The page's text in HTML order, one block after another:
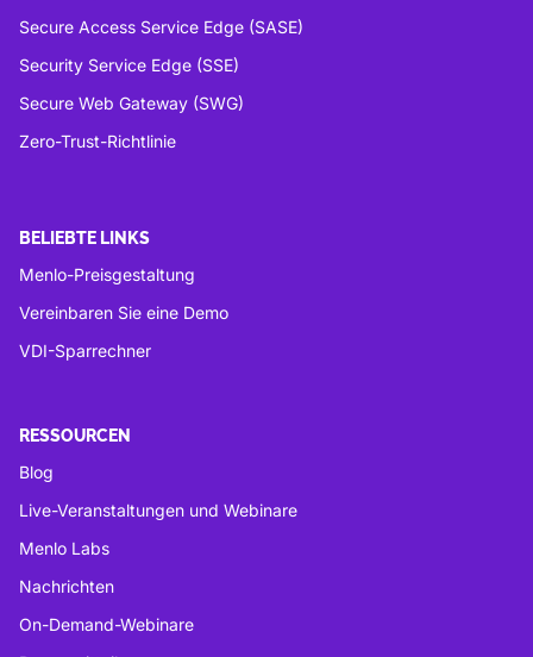
Secure Access Service Edge (SASE)
Security Service Edge (SSE)
Secure Web Gateway (SWG)
Zero-Trust-Richtlinie
BELIEBTE LINKS
Menlo-Preisgestaltung
Vereinbaren Sie eine Demo
VDI-Sparrechner
RESSOURCEN
Blog
Live-Veranstaltungen und Webinare
Menlo Labs
Nachrichten
On-Demand-Webinare